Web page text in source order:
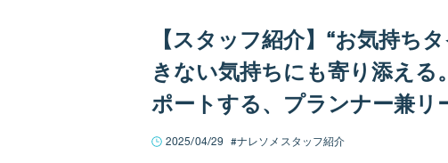
【スタッフ紹介】“お気持ち
きない気持ちにも寄り添え
ポートする、プランナー兼リ
2025/04/29 ナレソメスタッフ紹介